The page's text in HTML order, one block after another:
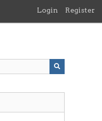
Login Register